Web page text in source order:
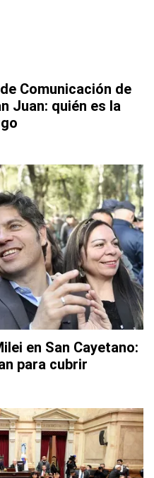
Comunicación de
Juan: quién es la
en San Cayetano:
para cubrir